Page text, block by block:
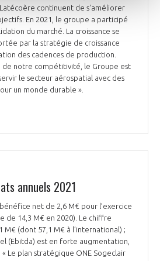
continuent de s'améliorer
En 2021, le groupe a participé
du marché. La croissance se
par la stratégie de croissance
des cadences de production.
de notre compétitivité, le Groupe est
le secteur aérospatial avec des
un monde durable ».
annuels 2021
net de 2,6 M€ pour l’exercice
de 14,3 M€ en 2020). Le chiffre
M€ (dont 57,1 M€ à l’international) ;
(Ebitda) est en forte augmentation,
« Le plan stratégique ONE Sogeclair